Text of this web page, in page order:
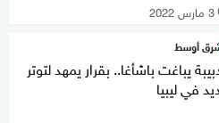
3 مارس 2022
أوسط
يباغت باشأغا.. بقرار يمهد لتوتر
في ليبيا